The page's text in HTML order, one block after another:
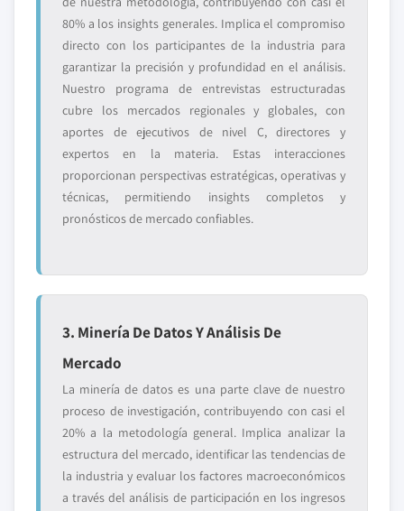
80% a los insights generales. Implica el compromiso
directo con los participantes de la industria para
garantizar la precisión y profundidad en el análisis.
Nuestro programa de entrevistas estructuradas
cubre los mercados regionales y globales, con
aportes de ejecutivos de nivel C, directores y
expertos en la materia. Estas interacciones
proporcionan perspectivas estratégicas, operativas y
técnicas, permitiendo insights completos y
pronósticos de mercado confiables.
3. Minería De Datos Y Análisis De
Mercado
La minería de datos es una parte clave de nuestro
proceso de investigación, contribuyendo con casi el
20% a la metodología general. Implica analizar la
estructura del mercado, identificar las tendencias de
la industria y evaluar los factores macroeconómicos
a través del análisis de participación en los ingresos